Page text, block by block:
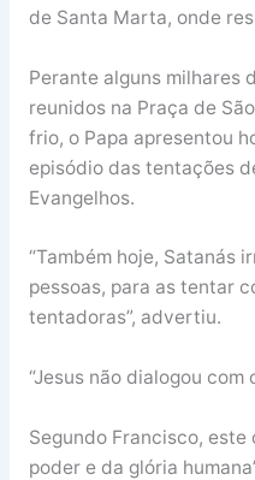
de Santa Marta, onde
Perante alguns milhares
reunidos na Praça de
frio, o Papa apresentou
episódio das tentações
Evangelhos.
“Também hoje, Satanás
pessoas, para as tentar
tentadoras”, advertiu.
“Jesus não dialogou com
Segundo Francisco,
poder e da glória